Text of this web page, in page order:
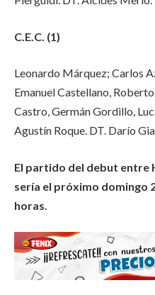
C.E.C. (1)
Leonardo Márquez; Carlos
Emanuel Castellano,
Castro, Germán Gordillo,
Agustín Roque. DT. Darío
El partido del debut entre
sería el próximo domingo
horas.